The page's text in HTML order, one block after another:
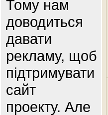
Тому нам
доводиться
давати
рекламу, щоб
підтримувати
сайт
проекту. Але